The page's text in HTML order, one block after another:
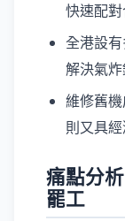
快速配對
全港設
解決氣
維修舊
則又具經
痛點分
罷工